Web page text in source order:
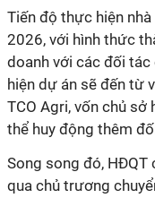
Tiến độ thực hiện
2026, với hình thức
doanh với các đối
hiện dự án sẽ đến từ
TCO Agri, vốn chủ
thể huy động thêm
Song song đó, HĐQT
qua chủ trương